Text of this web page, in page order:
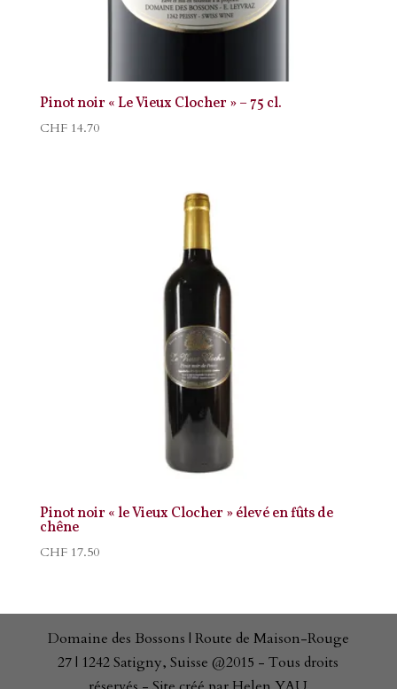
Pinot noir « Le Vieux Clocher » – 75 cl.
CHF14.70
Pinot noir « le Vieux Clocher » élevé en fûts de
chêne
CHF17.50
Domaine des Bossons | Route de Maison-Rouge
27 | 1242 Satigny, Suisse @2015 - Tous droits